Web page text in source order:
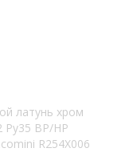
латунь хром
Ру35 ВР/НР
R254X006